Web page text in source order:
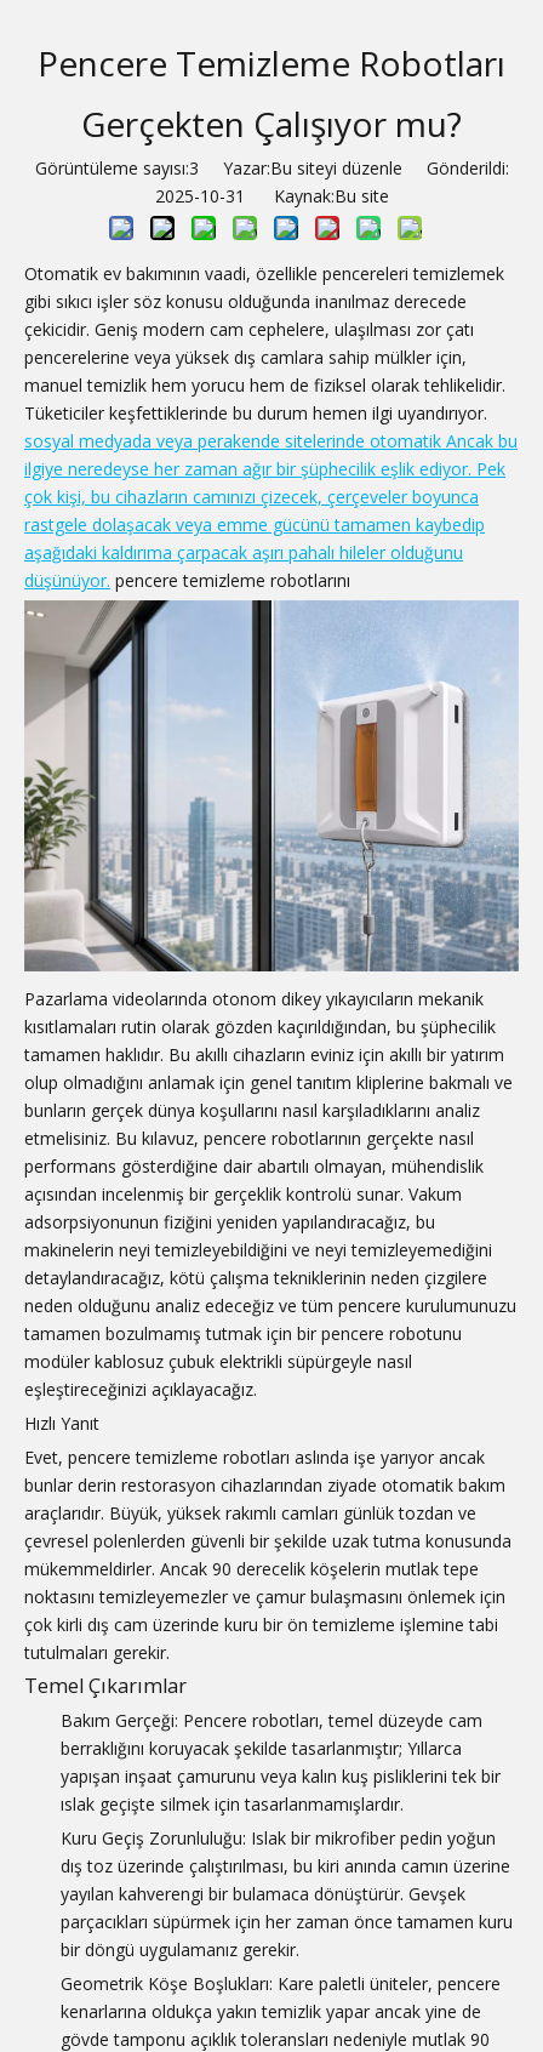
Pencere Temizleme Robotları
Gerçekten Çalışıyor mu?
Görüntüleme sayısı:3 Yazar:Bu siteyi düzenle Gönderildi:
2025-10-31 Kaynak:Bu site
Otomatik ev bakımının vaadi, özellikle pencereleri temizlemek
gibi sıkıcı işler söz konusu olduğunda inanılmaz derecede
çekicidir. Geniş modern cam cephelere, ulaşılması zor çatı
pencerelerine veya yüksek dış camlara sahip mülkler için,
manuel temizlik hem yorucu hem de fiziksel olarak tehlikelidir.
Tüketiciler keşfettiklerinde bu durum hemen ilgi uyandırıyor.
sosyal medyada veya perakende sitelerinde otomatik Ancak bu
ilgiye neredeyse her zaman ağır bir şüphecilik eşlik ediyor. Pek
çok kişi, bu cihazların camınızı çizecek, çerçeveler boyunca
rastgele dolaşacak veya emme gücünü tamamen kaybedip
aşağıdaki kaldırıma çarpacak aşırı pahalı hileler olduğunu
düşünüyor. pencere temizleme robotlarını
Pazarlama videolarında otonom dikey yıkayıcıların mekanik
kısıtlamaları rutin olarak gözden kaçırıldığından, bu şüphecilik
tamamen haklıdır. Bu akıllı cihazların eviniz için akıllı bir yatırım
olup olmadığını anlamak için genel tanıtım kliplerine bakmalı ve
bunların gerçek dünya koşullarını nasıl karşıladıklarını analiz
etmelisiniz. Bu kılavuz, pencere robotlarının gerçekte nasıl
performans gösterdiğine dair abartılı olmayan, mühendislik
açısından incelenmiş bir gerçeklik kontrolü sunar. Vakum
adsorpsiyonunun fiziğini yeniden yapılandıracağız, bu
makinelerin neyi temizleyebildiğini ve neyi temizleyemediğini
detaylandıracağız, kötü çalışma tekniklerinin neden çizgilere
neden olduğunu analiz edeceğiz ve tüm pencere kurulumunuzu
tamamen bozulmamış tutmak için bir pencere robotunu
modüler kablosuz çubuk elektrikli süpürgeyle nasıl
eşleştireceğinizi açıklayacağız.
Hızlı Yanıt
Evet, pencere temizleme robotları aslında işe yarıyor ancak
bunlar derin restorasyon cihazlarından ziyade otomatik bakım
araçlarıdır. Büyük, yüksek rakımlı camları günlük tozdan ve
çevresel polenlerden güvenli bir şekilde uzak tutma konusunda
mükemmeldirler. Ancak 90 derecelik köşelerin mutlak tepe
noktasını temizleyemezler ve çamur bulaşmasını önlemek için
çok kirli dış cam üzerinde kuru bir ön temizleme işlemine tabi
tutulmaları gerekir.
Temel Çıkarımlar
Bakım Gerçeği: Pencere robotları, temel düzeyde cam
berraklığını koruyacak şekilde tasarlanmıştır; Yıllarca
yapışan inşaat çamurunu veya kalın kuş pisliklerini tek bir
ıslak geçişte silmek için tasarlanmamışlardır.
Kuru Geçiş Zorunluluğu: Islak bir mikrofiber pedin yoğun
dış toz üzerinde çalıştırılması, bu kiri anında camın üzerine
yayılan kahverengi bir bulamaca dönüştürür. Gevşek
parçacıkları süpürmek için her zaman önce tamamen kuru
bir döngü uygulamanız gerekir.
Geometrik Köşe Boşlukları: Kare paletli üniteler, pencere
kenarlarına oldukça yakın temizlik yapar ancak yine de
gövde tamponu açıklık toleransları nedeniyle mutlak 90